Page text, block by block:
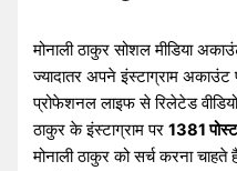
मोनाली ठाकुर सोशल मीडिया
ज्यादातर अपने इंस्टाग्राम
प्रोफेशनल लाइफ से रिलेटेड
ठाकुर के इंस्टाग्राम पर1381
मोनाली ठाकुर को सर्च करना